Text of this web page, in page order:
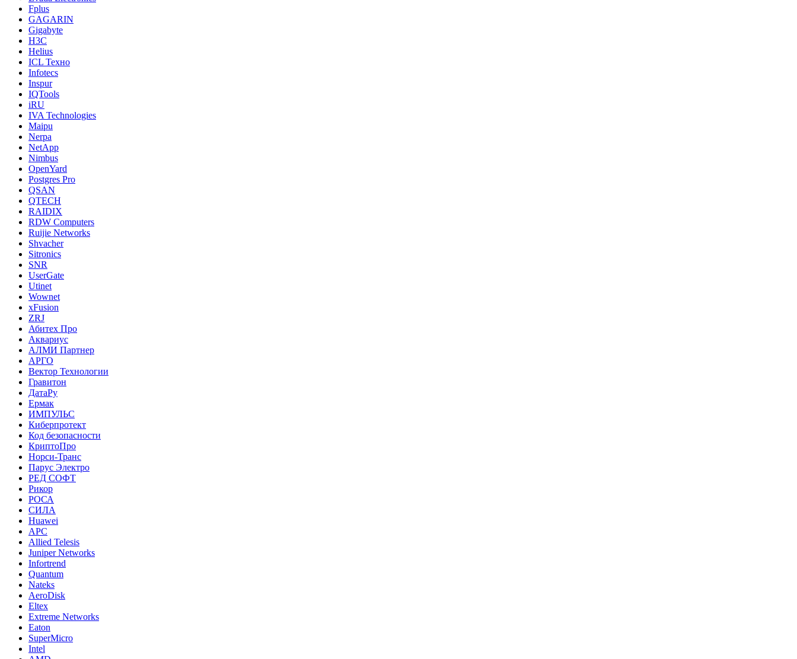
Fplus
GAGARIN
Gigabyte
H3C
Helius
ICL Техно
Infotecs
Inspur
IQTools
iRU
IVA Technologies
Maipu
Nerpa
NetApp
Nimbus
OpenYard
Postgres Pro
QSAN
QTECH
RAIDIX
RDW Computers
Ruijie Networks
Shvacher
Sitronics
SNR
UserGate
Utinet
Wownet
xFusion
ZRJ
Абитех Про
Аквариус
АЛМИ Партнер
АРГО
Вектор Технологии
Гравитон
ДатаРу
Ермак
ИМПУЛЬС
Киберпротект
Код безопасности
КриптоПро
Норси-Транс
Парус Электро
РЕД СОФТ
Рикор
РОСА
СИЛА
Huawei
APC
Allied Telesis
Juniper Networks
Infortrend
Quantum
Nateks
AeroDisk
Eltex
Extreme Networks
Eaton
SuperMicro
Intel